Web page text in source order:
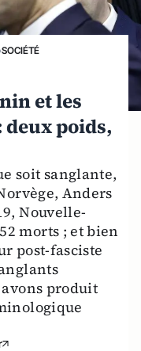
SOCIÉTÉ
et les
poids,
soit sanglante,
Anders
Nouvelle-
morts ; et bien
post-fasciste
produit